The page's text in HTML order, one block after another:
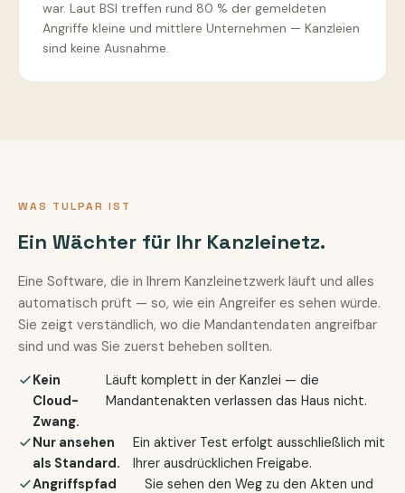
war. Laut BSI treffen rund 80 % der gemeldeten
Angriffe kleine und mittlere Unternehmen — Kanzleien
sind keine Ausnahme.
WAS TULPAR IST
Ein Wächter für Ihr Kanzleinetz.
Eine Software, die in Ihrem Kanzleinetzwerk läuft und alles
automatisch prüft — so, wie ein Angreifer es sehen würde.
Sie zeigt verständlich, wo die Mandantendaten angreifbar
sind und was Sie zuerst beheben sollten.
Kein
Cloud-
Zwang.
Läuft komplett in der Kanzlei — die
Mandantenakten verlassen das Haus nicht.
Nur ansehen
als Standard.
Ein aktiver Test erfolgt ausschließlich mit
Ihrer ausdrücklichen Freigabe.
Angriffspfad
Sie sehen den Weg zu den Akten und